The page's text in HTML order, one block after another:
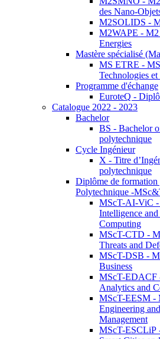
des Nano-
M2SOLIDS -
M2WAPE -
Energies
Mastère spécialisé
MS ETRE -
Technologies
Programme d'échange
EuroteQ -
Catalogue 2022 - 2023
Bachelor
BS - Bachelor
polytechnique
Cycle Ingénieur
X - Titre
polytechnique
Diplôme de formation
Polytechnique -
MScT-AI-ViC
Intelligence
Computing
MScT-CTD -
Threats and
MScT-DSB -
Business
MScT-EDACF
Analytics and
MScT-EESM -
Engineering
Management
MScT-ESCLiP